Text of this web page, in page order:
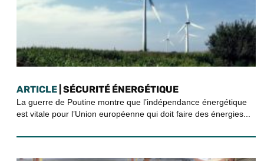
ARTICLE | SÉCURITÉ ÉNERGÉTIQUE
La guerre de Poutine montre que l’indépendance énergétique
est vitale pour l’Union européenne qui doit faire des énergies...